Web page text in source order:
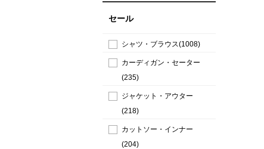
セール
シャツ・ブラウス(1008)
カーディガン・セーター
(235)
ジャケット・アウター
(218)
カットソー・インナー
(204)